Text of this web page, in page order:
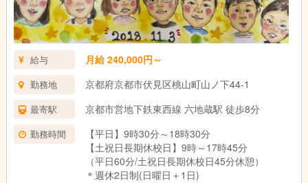
給与 月給 240,000円～
勤務地 京都府京都市伏見区桃山町山ノ下44-1
最寄駅 京都市営地下鉄東西線 六地蔵駅 徒歩8分
勤務時間
【平日】9時30分～18時30分
【土祝日長期休校日】9時～17時45分
（平日60分/土祝日長期休校日45分休憩）
＊週休2日制(日曜日＋1日)